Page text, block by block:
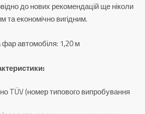
до нових рекомендацій ще ніколи
та економічно вигідним.
автомобіля: 1,20 м
TÜV (номер типового випробування